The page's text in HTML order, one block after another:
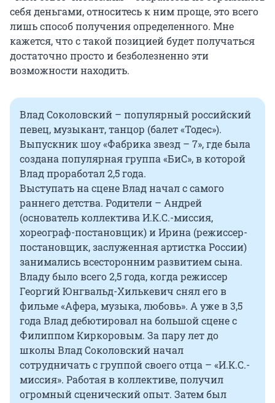
себя деньгами, относитесь к ним проще, это всего
лишь способ получения определенного. Мне
кажется, что с такой позицией будет получаться
достаточно просто и безболезненно эти
возможности находить.
Влад Соколовский – популярный российский
певец, музыкант, танцор (балет «Тодес»).
Выпускник шоу «Фабрика звезд – 7», где была
создана популярная группа «БиС», в которой
Влад проработал 2,5 года.
Выступать на сцене Влад начал с самого
раннего детства. Родители – Андрей
(основатель коллектива И.К.С.-миссия,
хореограф-постановщик) и Ирина (режиссер-
постановщик, заслуженная артистка России)
занимались всесторонним развитием сына.
Владу было всего 2,5 года, когда режиссер
Георгий Юнгвальд-Хилькевич снял его в
фильме «Афера, музыка, любовь». А уже в 3,5
года Влад дебютировал на большой сцене с
Филиппом Киркоровым. За пару лет до
школы Влад Соколовский начал
сотрудничать с группой своего отца – «И.К.С.-
миссия». Работая в коллективе, получил
огромный сценический опыт. Затем был